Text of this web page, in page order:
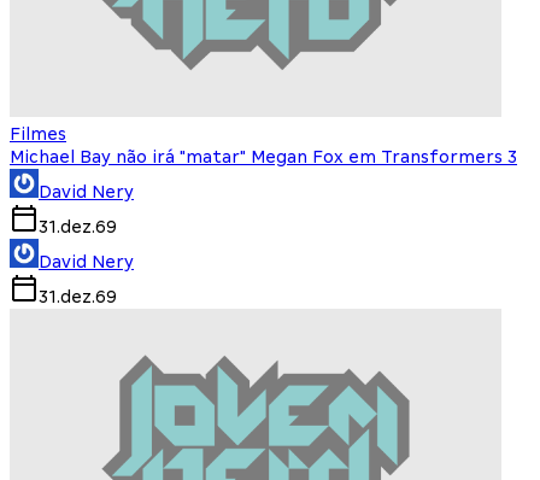
Filmes
Michael Bay não irá "matar" Megan Fox em Transformers 3
David Nery
31.dez.69
David Nery
31.dez.69